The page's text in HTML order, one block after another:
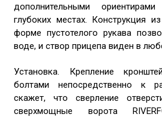
дополнительными
глубоких местах. Конструкция
форме пустотелого рукава
воде, и створ прицепа виден в
Установка. Крепление
болтами непосредственно к
скажет, что сверление
сверхмощные ворота